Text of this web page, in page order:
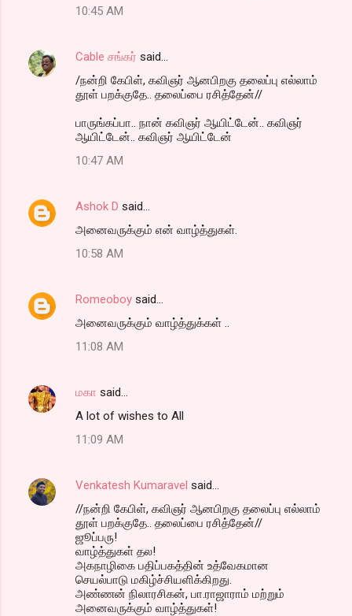
10:45 AM
Cable சங்கர் said…
/நன்றி கேபிள், கவிஞர் ஆனபிறகு தலைப்பு எல்லாம்
தூள் பறக்குதே.. தலைப்பை ரசித்தேன்//
பாருங்கப்பா.. நான் கவிஞர் ஆயிட்டேன்.. கவிஞர்
ஆயிட்டேன்.. கவிஞர் ஆயிட்டேன்
10:47 AM
Ashok D said…
அனைவருக்கும் என் வாழ்த்துகள்.
10:58 AM
Romeoboy said…
அனைவருக்கும் வாழ்த்துக்கள் ..
11:08 AM
மகா said…
A lot of wishes to All
11:09 AM
Venkatesh Kumaravel said…
//நன்றி கேபிள், கவிஞர் ஆனபிறகு தலைப்பு எல்லாம்
தூள் பறக்குதே.. தலைப்பை ரசித்தேன்//
ஜூப்பரு!
வாழ்த்துகள் தல!
அகநாழிகை பதிப்பகத்தின் உத்வேகமான
செயல்பாடு மகிழ்ச்சியளிக்கிறது.
அண்ணன் நிலாரசிகன், பா.ராஜாராம் மற்றும்
அனைவருக்கும் வாழ்த்துகள்!